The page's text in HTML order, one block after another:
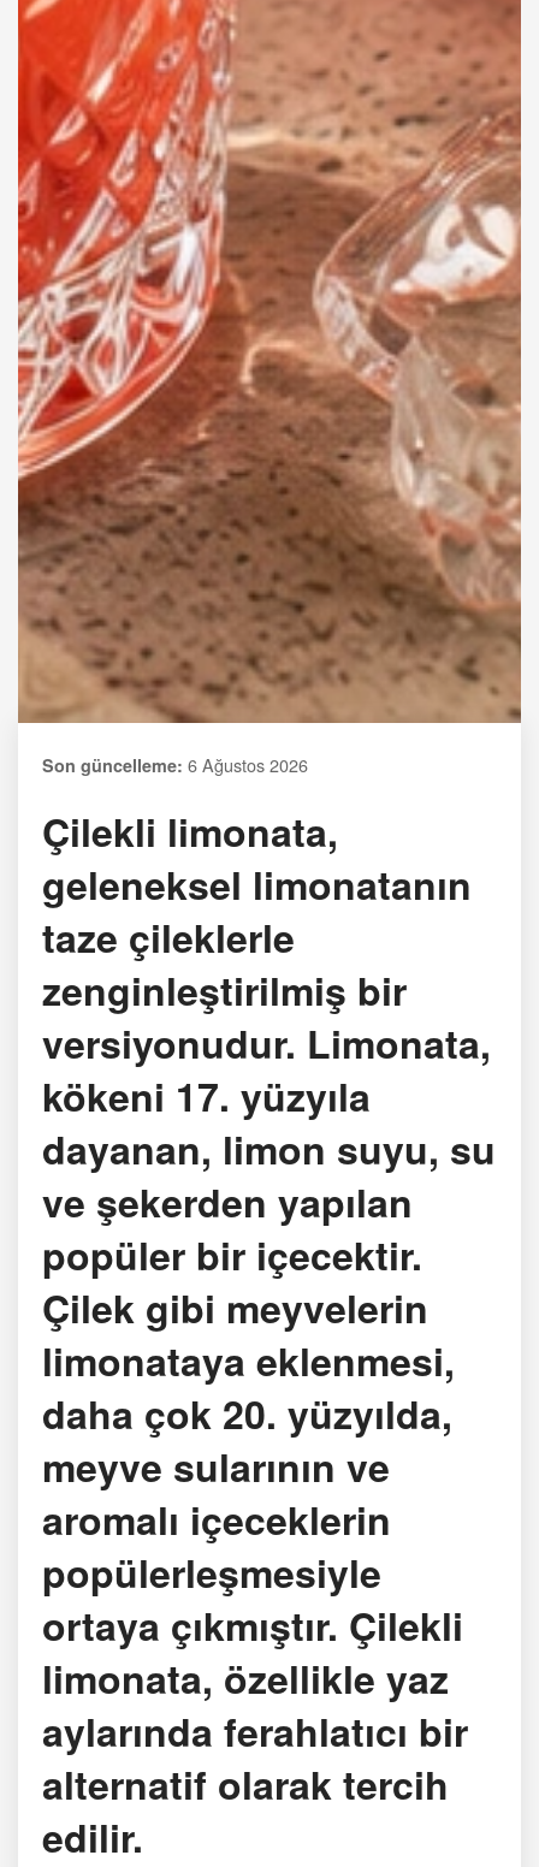
Son güncelleme: 6 Ağustos 2026
Çilekli limonata,
geleneksel limonatanın
taze çileklerle
zenginleştirilmiş bir
versiyonudur. Limonata,
kökeni 17. yüzyıla
dayanan, limon suyu, su
ve şekerden yapılan
popüler bir içecektir.
Çilek gibi meyvelerin
limonataya eklenmesi,
daha çok 20. yüzyılda,
meyve sularının ve
aromalı içeceklerin
popülerleşmesiyle
ortaya çıkmıştır. Çilekli
limonata, özellikle yaz
aylarında ferahlatıcı bir
alternatif olarak tercih
edilir.